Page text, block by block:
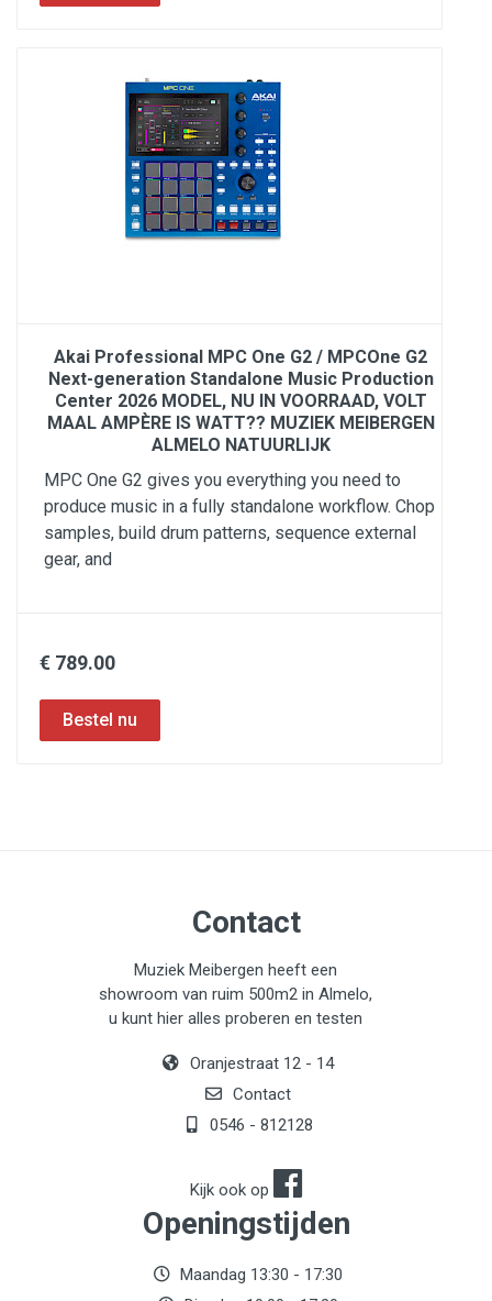
Akai Professional MPC One G2 / MPCOne G2
Next-generation Standalone Music Production
Center 2026 MODEL, NU IN VOORRAAD, VOLT
MAAL AMPÈRE IS WATT?? MUZIEK MEIBERGEN
ALMELO NATUURLIJK
MPC One G2 gives you everything you need to
produce music in a fully standalone workflow. Chop
samples, build drum patterns, sequence external
gear, and
€ 789.00
Contact
Muziek Meibergen heeft een
showroom van ruim 500m2 in Almelo,
u kunt hier alles proberen en testen
Oranjestraat 12 - 14
Contact
0546 - 812128
Kijk ook op
Openingstijden
Maandag 13:30 - 17:30